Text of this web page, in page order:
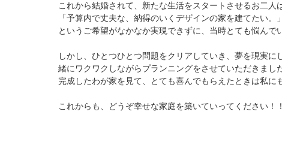
これから結婚されて、新たな生活をスタートさせるお二人
「予算内で丈夫な、納得のいくデザインの家を建てたい。」
というご希望がなかなか実現できずに、当時とても悩んで
しかし、ひとつひとつ問題をクリアしていき、夢を現実
緒にワクワクしながらプランニングをさせていただきました
完成したわが家を見て、とても喜んでもらえたときは私に
これからも、どうぞ幸せな家庭を築いていってください